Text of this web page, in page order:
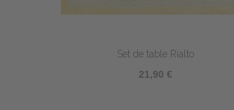
Serviette Rialto
26,40 €